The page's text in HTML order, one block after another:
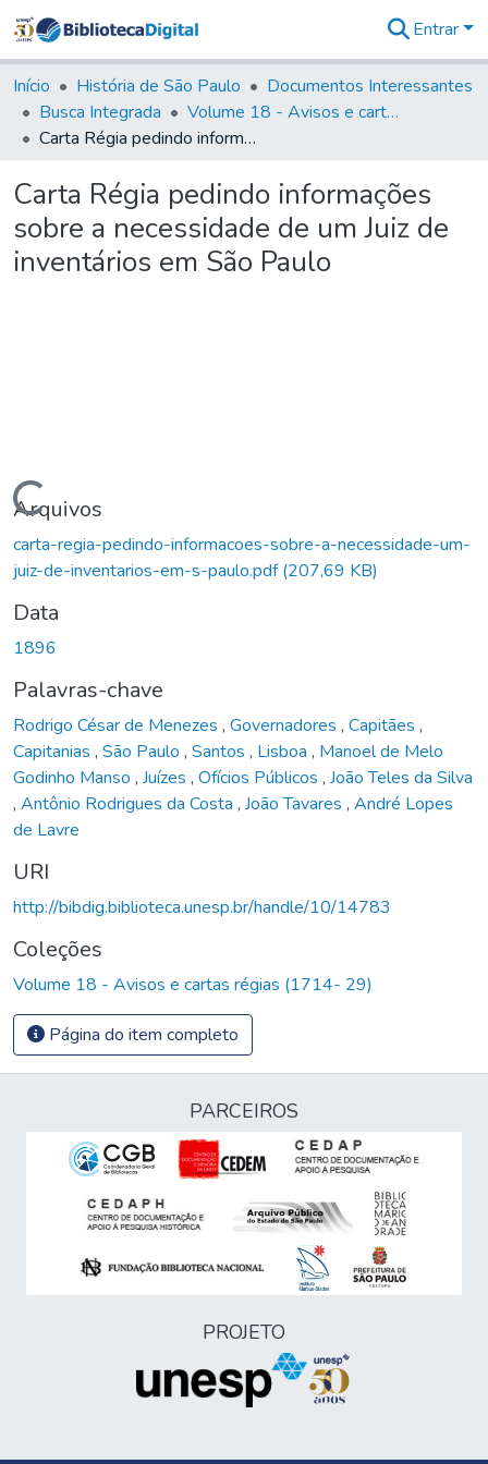
&
Coleções
Tudo na
Biblioteca
Estatísticas
Entrar
Início História de São Paulo
Documentos Interessantes
Busca Integrada
Volume 18 - Avisos e cartas régias (1714- 29)
Carta Régia pedindo informações sobre a necessidade de um Juiz de inventários em São Paulo
Carta Régia pedindo informações
sobre a necessidade de um Juiz de
inventários em São Paulo
Carregando...
Arquivos
carta-regia-pedindo-informacoes-sobre-a-necessidade-um-
juiz-de-inventarios-em-s-paulo.pdf(207,69 KB)
Data
1896
Palavras-chave
Rodrigo César de Menezes , Governadores , Capitães ,
Capitanias , São Paulo , Santos , Lisboa , Manoel de Melo
Godinho Manso , Juízes , Ofícios Públicos , João Teles da Silva
, Antônio Rodrigues da Costa , João Tavares , André Lopes
de Lavre
URI
http://bibdig.biblioteca.unesp.br/handle/10/14783
Coleções
Volume 18 - Avisos e cartas régias (1714- 29)
Página do item completo
PARCEIROS
PROJETO